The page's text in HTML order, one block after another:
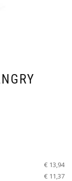
€ 13,94
€ 11,37